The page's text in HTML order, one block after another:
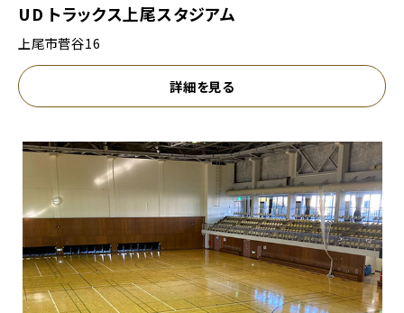
UD トラックス上尾スタジアム
上尾市菅谷16
詳細を見る